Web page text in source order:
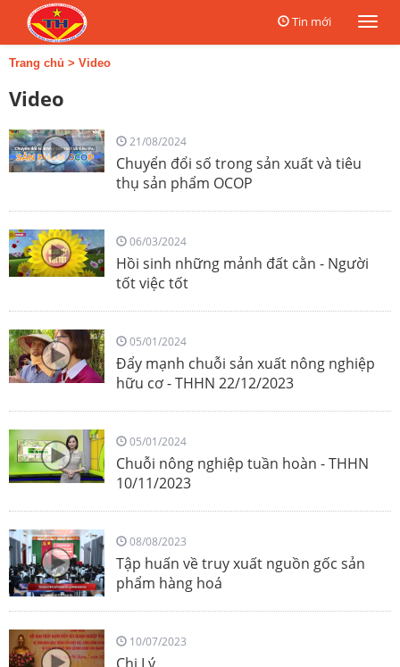
Tin mới
Trang chủ > Video
Video
21/08/2024
Chuyển đổi số trong sản xuất và tiêu
thụ sản phẩm OCOP
06/03/2024
Hồi sinh những mảnh đất cằn - Người
tốt việc tốt
05/01/2024
Đẩy mạnh chuỗi sản xuất nông nghiệp
hữu cơ - THHN 22/12/2023
05/01/2024
Chuỗi nông nghiệp tuần hoàn - THHN
10/11/2023
08/08/2023
Tập huấn về truy xuất nguồn gốc sản
phẩm hàng hoá
10/07/2023